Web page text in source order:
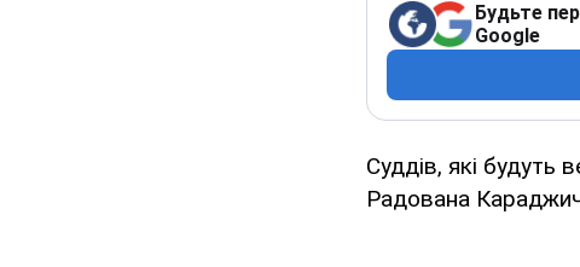
Будьте
Google
Суддів, які будуть
Радована